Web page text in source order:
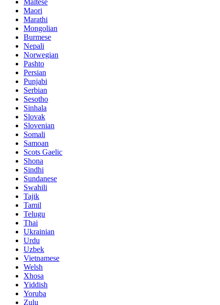
Maori
Marathi
Mongolian
Burmese
Nepali
Norwegian
Pashto
Persian
Punjabi
Serbian
Sesotho
Sinhala
Slovak
Slovenian
Somali
Samoan
Scots Gaelic
Shona
Sindhi
Sundanese
Swahili
Tajik
Tamil
Telugu
Thai
Ukrainian
Urdu
Uzbek
Vietnamese
Welsh
Xhosa
Yiddish
Yoruba
Zulu